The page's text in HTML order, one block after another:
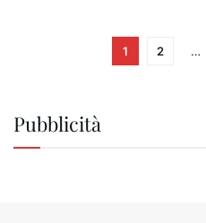
1 2 …
Pubblicità